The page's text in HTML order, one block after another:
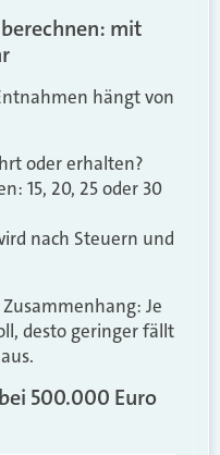
mit
hängt von
oder erhalten?
15, 20, 25 oder 30
nach Steuern und
Je
desto geringer fällt
500.000 Euro